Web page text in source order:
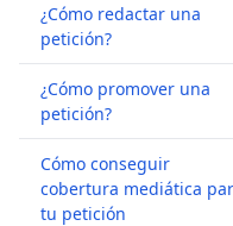
¿Cómo redactar una
petición?
¿Cómo promover una
petición?
Cómo conseguir
cobertura mediática
tu petición